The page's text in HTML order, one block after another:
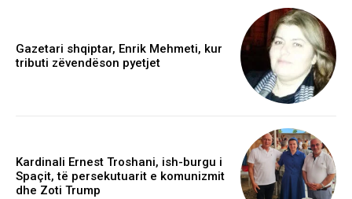
Gazetari shqiptar, Enrik Mehmeti, kur
tributi zëvendëson pyetjet
Kardinali Ernest Troshani, ish-burgu i
Spaçit, të persekutuarit e komunizmit
dhe Zoti Trump